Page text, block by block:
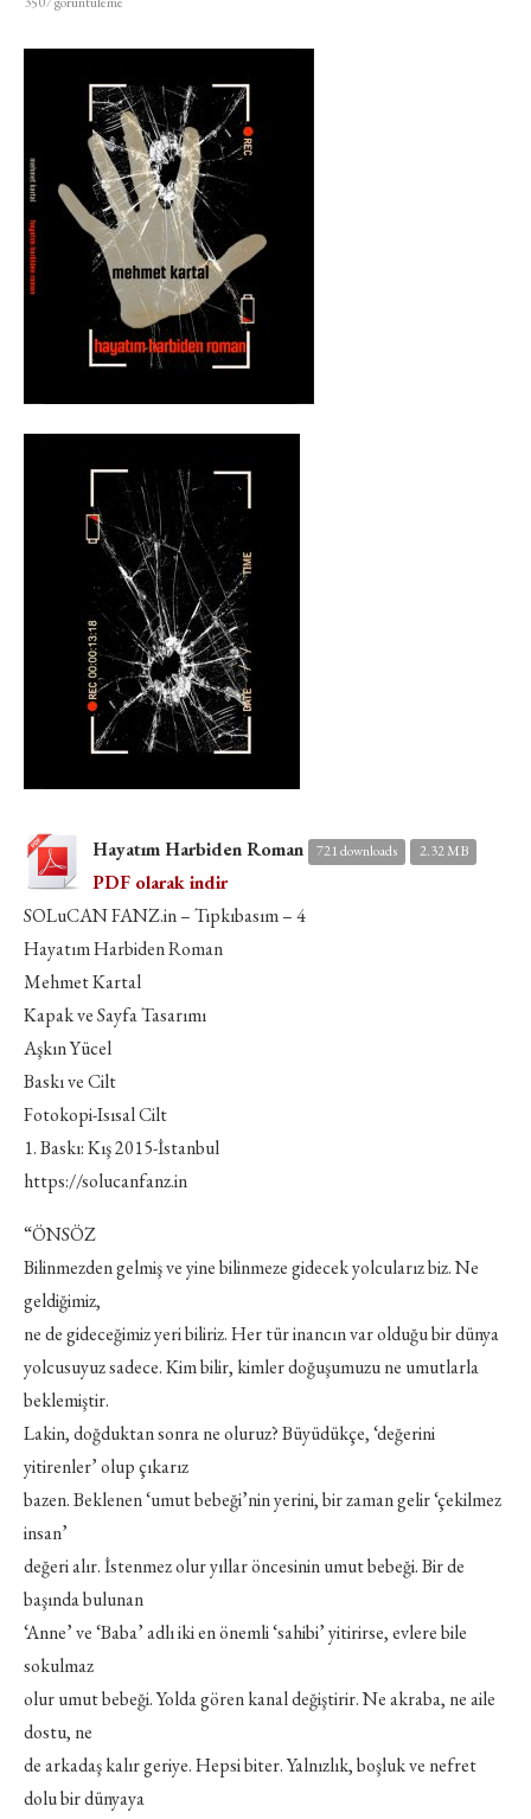
Hayatım Harbiden Roman 721 downloads 2.32 MB
PDF olarak indir
SOLuCAN FANZ.in – Tıpkıbasım – 4
Hayatım Harbiden Roman
Mehmet Kartal
Kapak ve Sayfa Tasarımı
Aşkın Yücel
Baskı ve Cilt
Fotokopi-Isısal Cilt
1. Baskı: Kış 2015-İstanbul
https://solucanfanz.in
“ÖNSÖZ
Bilinmezden gelmiş ve yine bilinmeze gidecek yolcularız biz. Ne
geldiğimiz,
ne de gideceğimiz yeri biliriz. Her tür inancın var olduğu bir dünya
yolcusuyuz sadece. Kim bilir, kimler doğuşumuzu ne umutlarla
beklemiştir.
Lakin, doğduktan sonra ne oluruz? Büyüdükçe, ‘değerini
yitirenler’ olup çıkarız
bazen. Beklenen ‘umut bebeği’nin yerini, bir zaman gelir ‘çekilmez
insan’
değeri alır. İstenmez olur yıllar öncesinin umut bebeği. Bir de
başında bulunan
‘Anne’ ve ‘Baba’ adlı iki en önemli ‘sahibi’ yitirirse, evlere bile
sokulmaz
olur umut bebeği. Yolda gören kanal değiştirir. Ne akraba, ne aile
dostu, ne
de arkadaş kalır geriye. Hepsi biter. Yalnızlık, boşluk ve nefret
dolu bir dünyaya